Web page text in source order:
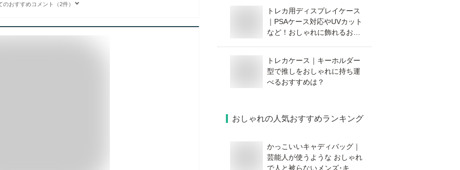
のおすすめコメント（2件）
トレカ用ディスプレイケース
｜PSAケース対応やUVカット
など！おしゃれに飾れるおす
トレカケース｜キーホルダー
型で推しをおしゃれに持ち運
べるおすすめは？
おしゃれの人気おすすめランキング
かっこいいキャディバッグ｜
芸能人が使うような おしゃれ
で人と被らないメンズ･キャ